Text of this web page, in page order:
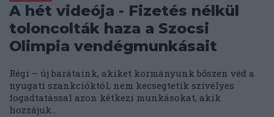
A hét videója - Fizetés nélkül
toloncolták haza a Szocsi
Olimpia vendégmunkásait
Régi – új barátaink, akiket kormányunk bőszen véd a
nyugati szankcióktól, nem kecsegtetik szívélyes
fogadtatással azon kétkezi munkásokat, akik
hozzájuk...